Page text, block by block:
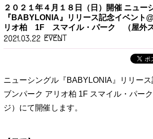
２０２１年４月１８日（日）開催 ニュー
『BABYLONIA』リリース記念イベン
リオ柏 1F スマイル・パーク （屋外ス
2021.03.22 EVENT
ニューシングル『BABYLONIA』リリー
ブンパーク アリオ柏 1F スマイル・パー
ジ）にて開催します。